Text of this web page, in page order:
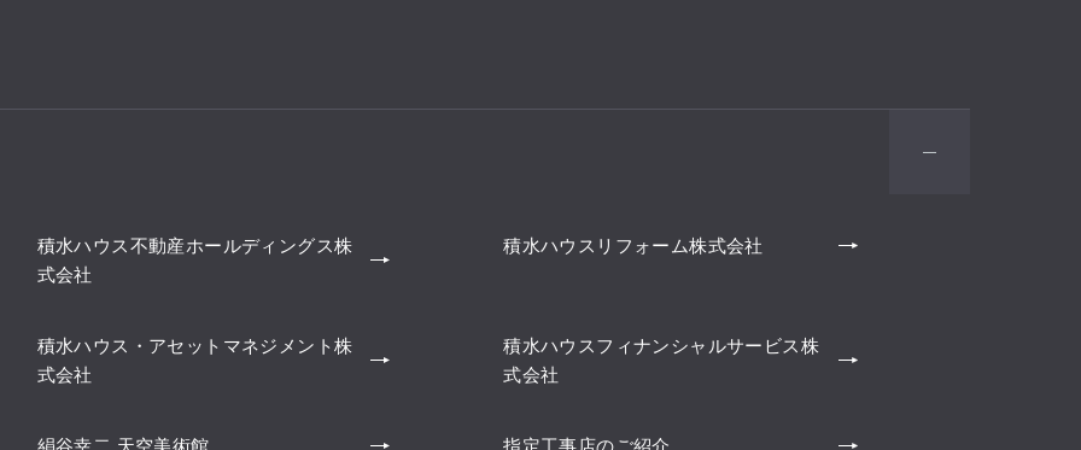
積水ハウス不動産ホールディングス株
式会社
積水ハウスリフォーム株式会社
積水ハウス・アセットマネジメント株
式会社
積水ハウスフィナンシャルサービス株
式会社